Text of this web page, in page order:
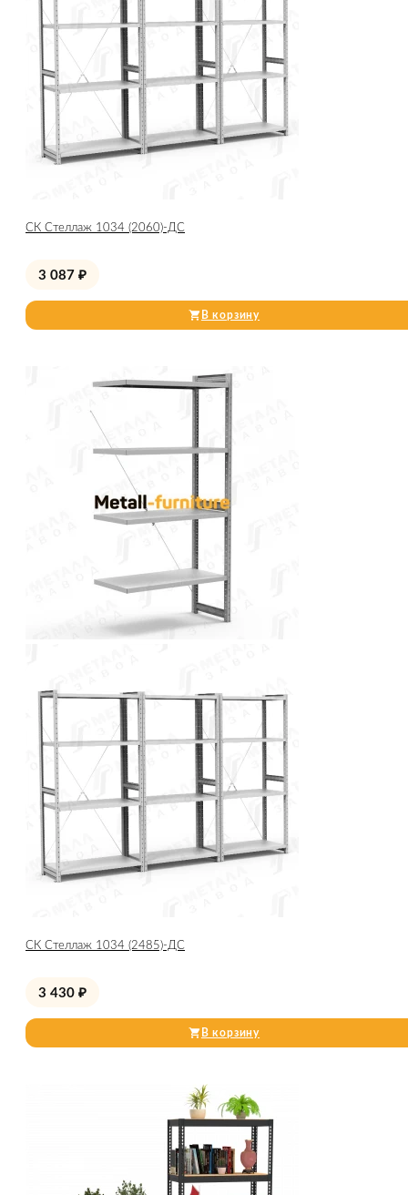
СК Стеллаж 1034 (2060)-ДС
3 087 ₽
В корзину
СК Стеллаж 1034 (2485)-ДС
3 430 ₽
В корзину